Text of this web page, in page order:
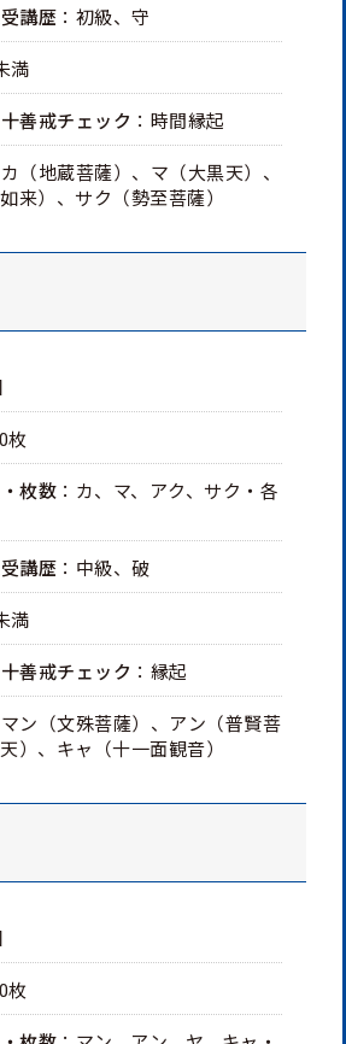
講歴 ：初級、守
満
善戒チェック ：時間縁起
カ（地蔵菩薩）、マ（大黒天）、
来）、サク（勢至菩薩）
枚
枚数 ：カ、マ、アク、サク・各
講歴 ：中級、破
満
善戒チェック ：縁起
マン（文殊菩薩）、アン（普賢菩
）、キャ（十一面観音）
枚